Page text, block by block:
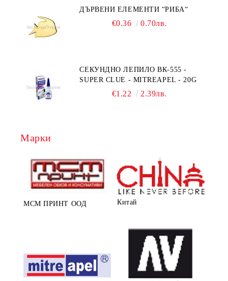
ДЪРВЕНИ ЕЛЕМЕНТИ “РИБА“
€0.36 0.70лв.
СЕКУНДНО ЛЕПИЛО ВК-555 -
SUPER CLUE - MITREAPEL - 20G
€1.22 2.39лв.
Марки
МСМ ПРИНТ ООД Китай